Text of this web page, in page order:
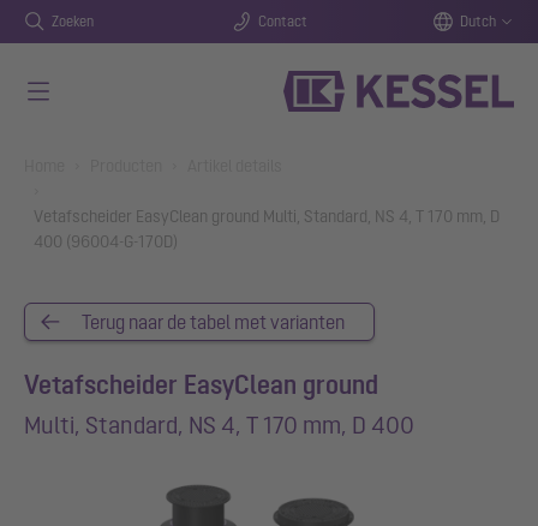
Zoeken Contact Dutch
Vetafscheider EasyClean ground Multi, Standard, NS 4, T 170 mm, D
400 (96004-G-170D)
Terug naar de tabel met varianten
Vetafscheider EasyClean ground
Multi, Standard, NS 4, T 170 mm, D 400